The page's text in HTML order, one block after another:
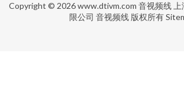
Copyright © 2026www.dtivm.com 音视频线
限公司 音视频线 版权所有